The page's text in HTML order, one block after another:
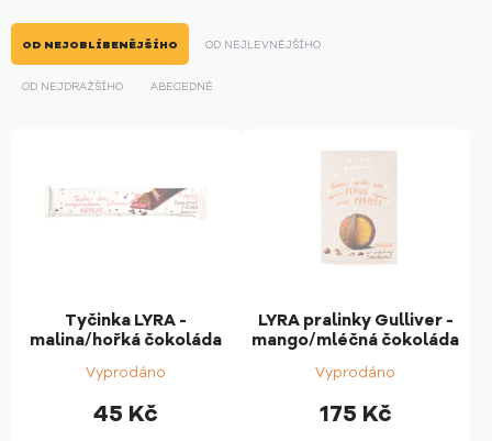
OD NEJOBLÍBENĚJŠÍHO OD NEJLEVNĚJŠÍHO
OD NEJDRAŽŠÍHO ABECEDNĚ
Tyčinka LYRA -
malina/hořká čokoláda
Vyprodáno
45 Kč
LYRA pralinky Gulliver -
mango/mléčná čokoláda
Vyprodáno
175 Kč